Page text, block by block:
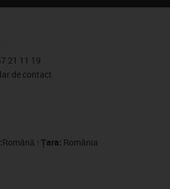
21 11 19
de contact
Română Țara: România